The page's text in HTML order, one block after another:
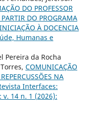
DO PROFESSOR
DO PROGRAMA
À DOCENCIA
Humanas e
Pereira da Rocha
COMUNICAÇÃO
NA
Interfaces:
14 n. 1 (2026):